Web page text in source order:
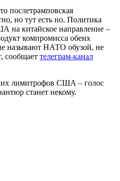
послетрамповская
но тут есть но. Политика
на китайское направление –
компромисса обеих
называют НАТО обузой, не
сообщает телеграм-канал
лимитрофов США – голос
станет некому.